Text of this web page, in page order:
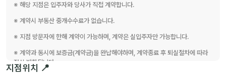
※ 해당 지점은 입주자와 당사가 직접 계약합니다.
※ 계약시 부동산 중개수수료가 없습니다.
※ 지점 방문자에 한해 계약이 가능하며, 계약은 실입주자만 가능합니다.
※ 계약과 동시에 보증금(계약금)을 완납해야하며, 계약종료 후 퇴실절차에 따라
정상 반환됩니다.
지점위치 📍